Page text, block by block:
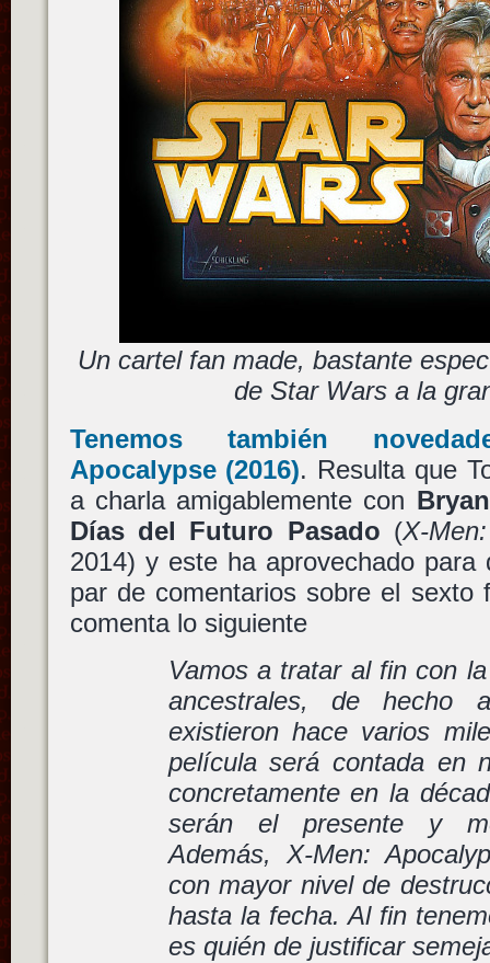
Un cartel fan made, bastante
de Star Wars a la
Tenemos también
Apocalypse(2016). Resulta que
a charla amigablemente con
Días del Futuro Pasado (X-
2014) y este ha aprovechado para
par de comentarios sobre el
comenta lo siguiente
Vamos a tratar al fin con
ancestrales, de hecho
existieron hace varios
película será contada en
concretamente en la
serán el presente y
Además, X-Men:
con mayor nivel de
hasta la fecha. Al fin
es quién de justificar